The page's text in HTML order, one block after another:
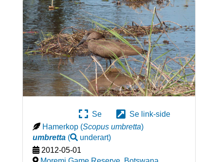
Se
Se link-side
Hamerkop (Scopus umbretta)
umbretta( underart)
2012-05-01